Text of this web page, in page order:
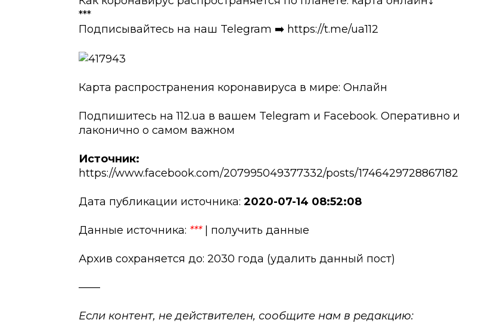
***
Подписывайтесь на наш Telegram ➡️ https://t.me/ua112
Карта распространения коронавируса в мире: Онлайн
Подпишитесь на 112.ua в вашем Telegram и Facebook. Оперативно и
лаконично о самом важном
Источник:
https://www.facebook.com/207995049377332/posts/1746429728867182
Дата публикации источника: 2020-07-14 08:52:08
Данные источника: ***| получить данные
Архив сохраняется до: 2030 года (удалить данный пост)
——
Если контент, не действителен, сообщите нам в редакцию: